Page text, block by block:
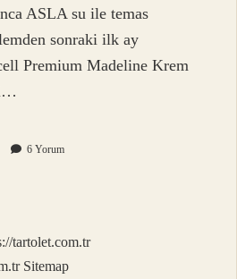
ASLA su ile temas
sonraki ilk ay
Premium Madeline Krem
6 Yorum
tartolet.com.tr
Sitemap